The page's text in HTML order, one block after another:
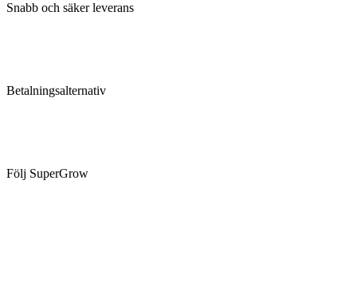
Snabb och säker leverans
Betalningsalternativ
Följ SuperGrow